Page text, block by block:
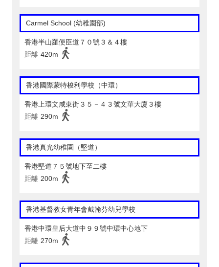
Carmel School (幼稚園部)
香港半山羅便臣道７０號３＆４樓
距離 420m
香港國際蒙特梭利學校（中環）
香港上環文咸東街３５－４３號文華大廈３樓
距離 290m
香港真光幼稚園（堅道）
香港堅道７５號地下至二樓
距離 200m
香港基督教女青年會戴翰芬幼兒學校
香港中環皇后大道中９９號中環中心地下
距離 270m